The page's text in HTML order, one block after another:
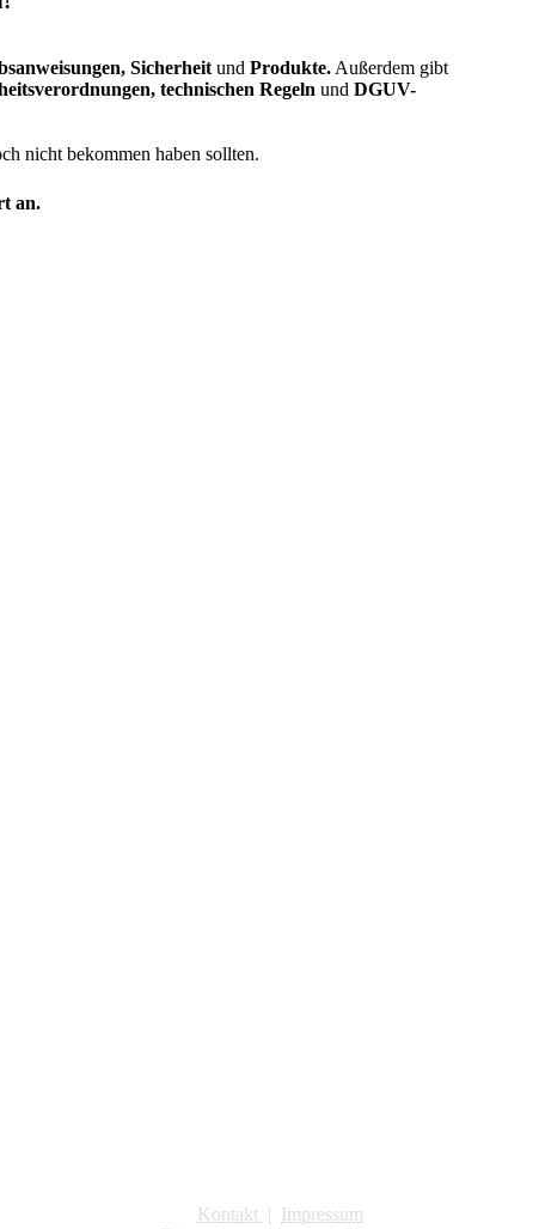
Sicherheitund Produkte.Außerdem gibt
technischen Regeln und DGUV-
nicht bekommen haben sollten.
an.
Kontakt |
Impressum